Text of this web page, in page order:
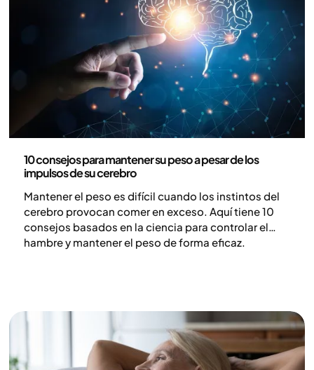
10 consejos para mantener su peso a pesar de los
impulsos de su cerebro
Mantener el peso es difícil cuando los instintos del
cerebro provocan comer en exceso. Aquí tiene 10
consejos basados en la ciencia para controlar el
hambre y mantener el peso de forma eficaz.